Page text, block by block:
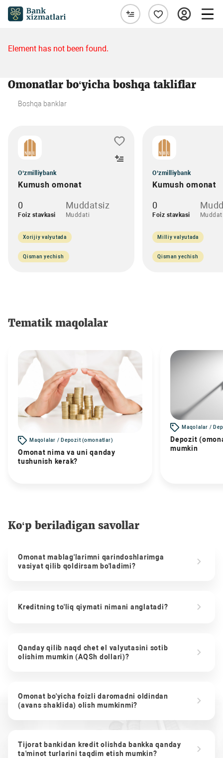
Element has not been found.
Omonatlar bo‘yicha boshqa takliflar
Boshqa banklar
O‘zmilliybank
Kumush omonat
0
Foiz stavkasi
Muddatsiz
Muddati
Xorijiy valyutada
Qisman yechish
O‘zmilliybank
Kumush omonat
0
Foiz stavkasi
Milliy valyutada
Qisman yechish
Tematik maqolalar
Maqolalar / Depozit (omonatlar)
Omonat nima va uni qanday
tushunish kerak?
Maqolalar /
Depozit
mumkin
Ko‘p beriladigan savollar
Omonat mablag'larimni qarindoshlarimga
vasiyat qilib qoldirsam bo'ladimi?
Kreditning to'liq qiymati nimani anglatadi?
Qanday qilib naqd chet el valyutasini sotib
olishim mumkin (AQSh dollari)?
Omonat bo'yicha foizli daromadni oldindan
(avans shaklida) olish mumkinmi?
Tijorat bankidan kredit olishda bankka qanday
ta'minot turlarini taqdim etish mumkin?